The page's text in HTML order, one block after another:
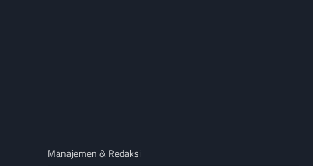
Manajemen & Redaksi